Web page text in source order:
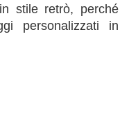
stile retrò, perché
personalizzati in